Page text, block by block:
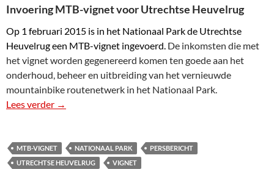
Invoering MTB-vignet voor Utrechtse Heuvelrug
Op 1 februari 2015 is in het Nationaal Park de Utrechtse
Heuvelrug een MTB-vignet ingevoerd. De inkomsten die met
het vignet worden gegenereerd komen ten goede aan het
onderhoud, beheer en uitbreiding van het vernieuwde
mountainbike routenetwerk in het Nationaal Park.
Lees verder Persbericht Utrechtse Heuvelrug
→
MTB-VIGNET NATIONAAL PARK
PERSBERICHT
UTRECHTSE HEUVELRUG
VIGNET